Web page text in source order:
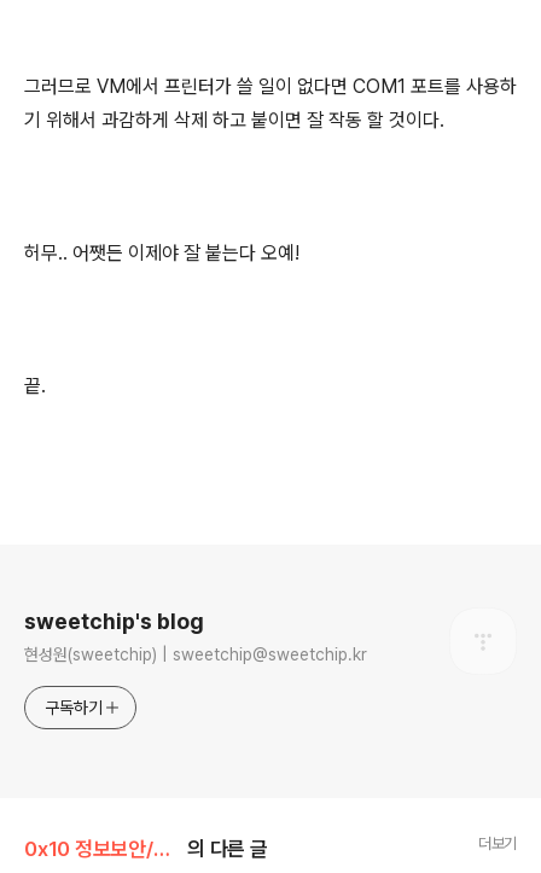
그러므로 VM에서 프린터가 쓸 일이 없다면 COM1 포트를 사용하
기 위해서 과감하게 삭제 하고 붙이면 잘 작동 할 것이다.
허무.. 어쨋든 이제야 잘 붙는다 오예!
끝.
sweetchip's blog
현성원(sweetchip) | sweetchip@sweetchip.kr
구독하기
0x10 정보보안/0x14 Reverse Engineering 의 다른 글 더보기